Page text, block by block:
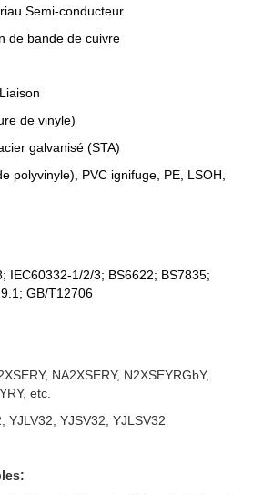
Semi-conducteur
de bande de cuivre
de vinyle)
galvanisé (STA)
polyvinyle), PVC ignifuge, PE, LSOH,
IEC60332-1/2/3; BS6622; BS7835;
GB/T12706
NA2XSERY, N2XSEYRGbY,
etc.
YJLV32, YJSV32, YJLSV32